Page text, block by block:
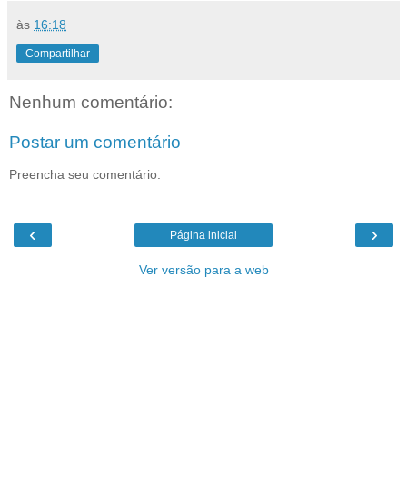
às 16:18
Compartilhar
Nenhum comentário:
Postar um comentário
Preencha seu comentário:
‹ ›
Página inicial
Ver versão para a web